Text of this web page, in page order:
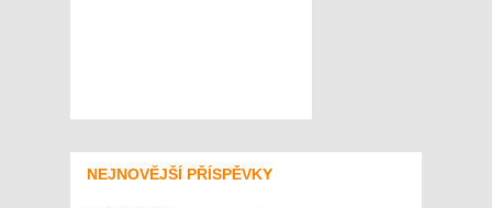
NEJNOVĚJŠÍ PŘÍSPĚVKY